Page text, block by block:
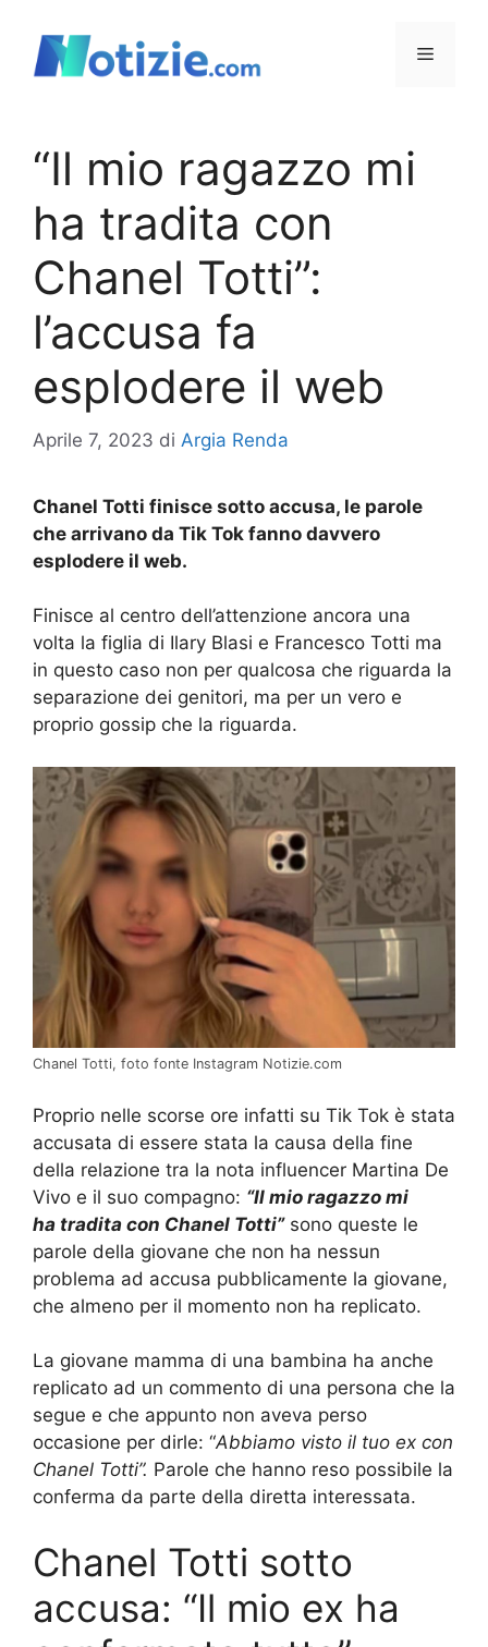
contenuto
Menu
“Il mio ragazzo mi
ha tradita con
Chanel Totti”:
l’accusa fa
esplodere il web
Aprile 7, 2023 di Argia Renda
Chanel Totti finisce sotto accusa, le parole
che arrivano da Tik Tok fanno davvero
esplodere il web.
Finisce al centro dell’attenzione ancora una
volta la figlia di Ilary Blasi e Francesco Totti ma
in questo caso non per qualcosa che riguarda la
separazione dei genitori, ma per un vero e
proprio gossip che la riguarda.
Chanel Totti, foto fonte Instagram Notizie.com
Proprio nelle scorse ore infatti su Tik Tok è stata
accusata di essere stata la causa della fine
della relazione tra la nota influencer Martina De
Vivo e il suo compagno: “Il mio ragazzo mi
ha tradita con Chanel Totti”sono queste le
parole della giovane che non ha nessun
problema ad accusa pubblicamente la giovane,
che almeno per il momento non ha replicato.
La giovane mamma di una bambina ha anche
replicato ad un commento di una persona che la
segue e che appunto non aveva perso
occasione per dirle: “Abbiamo visto il tuo ex con
Chanel Totti”. Parole che hanno reso possibile la
conferma da parte della diretta interessata.
Chanel Totti sotto
accusa: “Il mio ex ha